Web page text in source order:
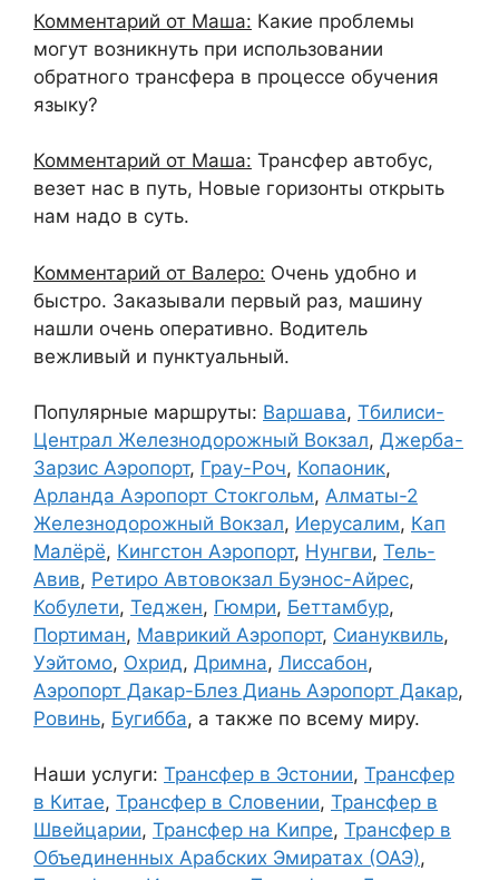
Комментарий от Маша: Какие проблемы
могут возникнуть при использовании
обратного трансфера в процессе обучения
языку?
Комментарий от Маша: Трансфер автобус,
везет нас в путь, Новые горизонты открыть
нам надо в суть.
Комментарий от Валеро: Очень удобно и
быстро. Заказывали первый раз, машину
нашли очень оперативно. Водитель
вежливый и пунктуальный.
Популярные маршруты: Варшава, Тбилиси-
Централ Железнодорожный Вокзал, Джерба-
Зарзис Аэропорт, Грау-Роч, Копаоник,
Арланда Аэропорт Стокгольм, Алматы-2
Железнодорожный Вокзал, Иерусалим, Кап
Малёрё, Кингстон Аэропорт, Нунгви, Тель-
Авив, Ретиро Автовокзал Буэнос-Айрес,
Кобулети, Теджен, Гюмри, Беттамбур,
Портиман, Маврикий Аэропорт, Сиануквиль,
Уэйтомо, Охрид, Дримна, Лиссабон,
Аэропорт Дакар-Блез Диань Аэропорт Дакар,
Ровинь, Бугибба, а также по всему миру.
Наши услуги: Трансфер в Эстонии, Трансфер
в Китае, Трансфер в Словении, Трансфер в
Швейцарии, Трансфер на Кипре, Трансфер в
Объединенных Арабских Эмиратах (ОАЭ),